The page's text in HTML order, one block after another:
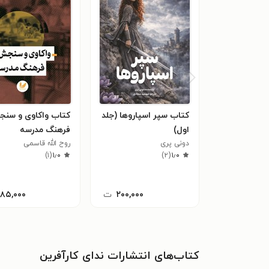
کتاب سپر اسپاروها (جلد
اول)
دونی پری
۱٫۰(۲)
۲۰۰,۰۰۰ ت
کتاب واکاوی و
فرهنگ مدرسه
روح الله قاسمی
۱٫۰(۱)
کتاب‌های انتشارات ندای کارآفرین